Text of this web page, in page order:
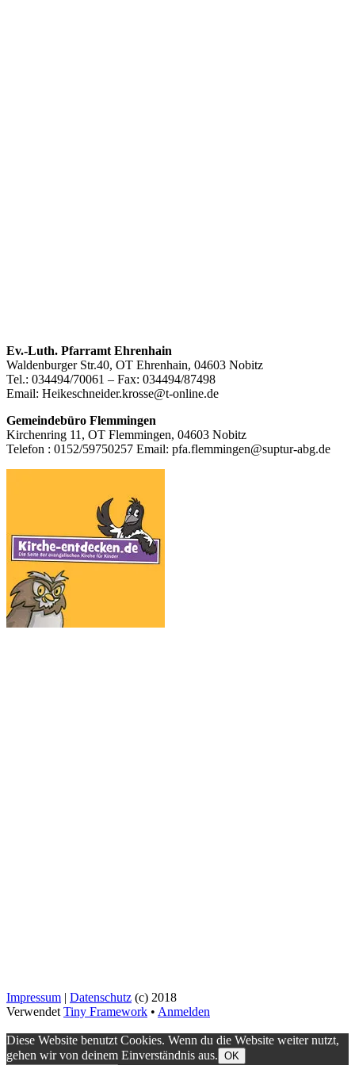
Footer
Inhalt
Ev.-Luth. Pfarramt Ehrenhain
Waldenburger Str.40, OT Ehrenhain, 04603 Nobitz
Tel.: 034494/70061 – Fax: 034494/87498
Email: Heikeschneider.krosse@t-online.de
Gemeindebüro Flemmingen
Kirchenring 11, OT Flemmingen, 04603 Nobitz
Telefon : 0152/59750257 Email: pfa.flemmingen@suptur-abg.de
Impressum | Datenschutz (c) 2018
Verwendet Tiny Framework • Anmelden
Diese Website benutzt Cookies. Wenn du die Website weiter nutzt,
gehen wir von deinem Einverständnis aus. OK